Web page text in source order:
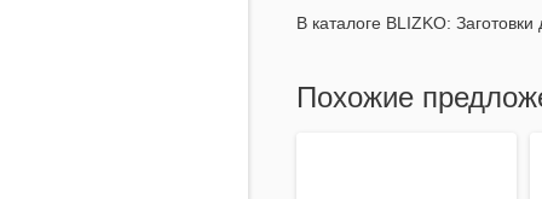
В каталоге BLIZKO:
Похожие